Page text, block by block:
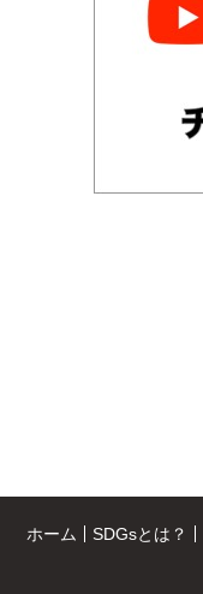
ホーム SDGsとは？